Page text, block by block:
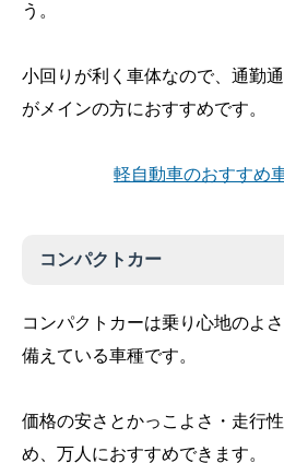
う。
小回りが利く車体なので、通勤
がメインの方におすすめです。
軽自動車のおすすめ
コンパクトカー
コンパクトカーは乗り心地のよ
備えている車種です。
価格の安さとかっこよさ・走行
め、万人におすすめできます。